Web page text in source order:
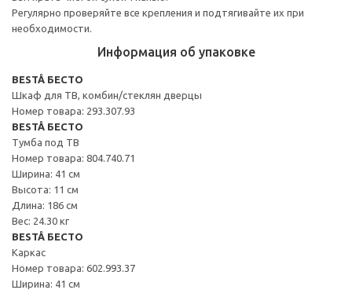
Регулярно проверяйте все крепления и подтягивайте их при
необходимости.
Информация об упаковке
BESTÅ БЕСТО
Шкаф для ТВ, комбин/стеклян дверцы
Номер товара: 293.307.93
BESTÅ БЕСТО
Тумба под ТВ
Номер товара: 804.740.71
Ширина: 41 см
Высота: 11 см
Длина: 186 см
Вес: 24.30 кг
BESTÅ БЕСТО
Каркас
Номер товара: 602.993.37
Ширина: 41 см